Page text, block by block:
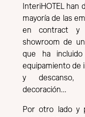
InteriHOTEL han
mayoría de las
en contract y
showroom de
que ha incluido
equipamiento de
y descanso,
decoración…
Por otro lado y